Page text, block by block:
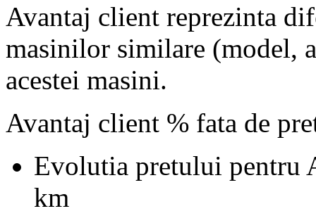
Avantaj client reprezinta
masinilor similare (model,
acestei masini.
Avantaj client % fata de
Evolutia pretului pentru
km